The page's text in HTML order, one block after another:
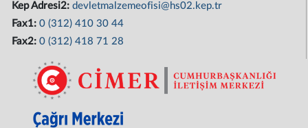
Kep Adresi2:devletmalzemeofisi@hs02.kep.tr
Fax1:0 (312) 410 30 44
Fax2:0 (312) 418 71 28